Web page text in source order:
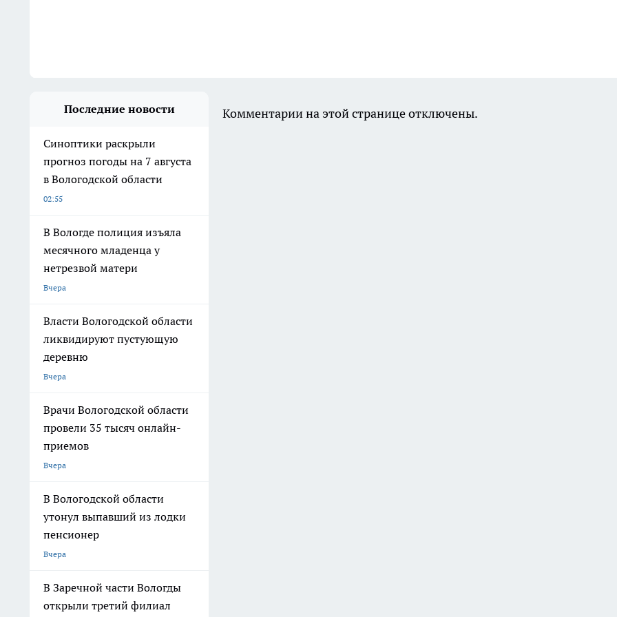
Последние новости
Синоптики раскрыли
прогноз погоды на 7 августа
в Вологодской области
02:55
В Вологде полиция изъяла
месячного младенца у
нетрезвой матери
Вчера
Власти Вологодской области
ликвидируют пустующую
деревню
Вчера
Врачи Вологодской области
провели 35 тысяч онлайн-
приемов
Вчера
В Вологодской области
утонул выпавший из лодки
пенсионер
Вчера
В Заречной части Вологды
открыли третий филиал
Комментарии на этой странице отключены.